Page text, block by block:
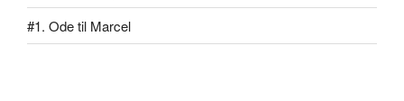
#1. Ode til Marcel